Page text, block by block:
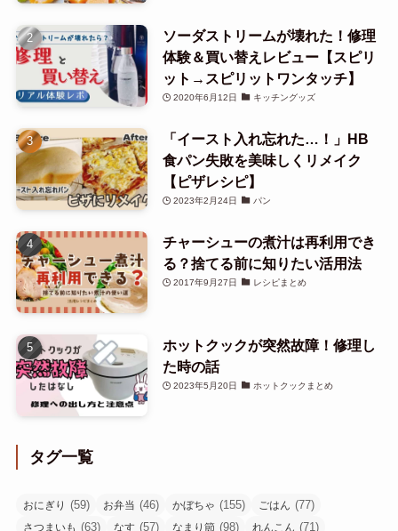
ソーダストリームが壊れた！修理
体験＆買い替えレビュー【スピリ
ット→スピリットワンタッチ】
2020年6月12日 キッチングッズ
「イースト入れ忘れた…！」HB
食パン失敗を美味しくリメイク
【ピザレシピ】
2023年2月24日 パン
チャーシューの煮汁は再利用でき
る？捨てる前に知りたい活用法
2017年9月27日 レシピまとめ
ホットクックが突然故障！修理し
た時の話
2023年5月20日 ホットクックまとめ
タグ一覧
おにぎり (59) お弁当 (46) かぼちゃ (155) ごはん (77)
さつまいも (63) なす (57) なまり節 (98) れんこん (71)